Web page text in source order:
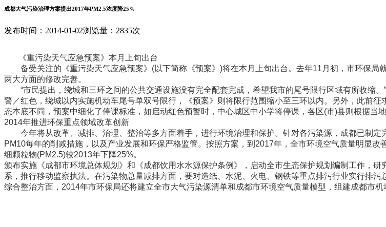
成都大气污染治理方案提出2017年PM2.5浓度降25%
发布时间：2014-01-02浏览量：2835次
《重污染天气应急预案》本月上旬出台
备受关注的《重污染天气应急预案》(以下简称《预案》)将在本月上旬出台。去年11月初，市环保局
两大方面的修改完善。
“市民提出，绕城和三环之间的公共交通设施没有完全配套完成，希望我市的尾号限行区域有所收缩
警／红色，绕城以内实施机动车尾号单双号限行，《预案》则将限行范围缩小至三环以内。另外，此前
态本底不同，预案中细化了停课标准，如启动红色预警时，中心城区中小学将停课，各区(市)县则根据当
2014年推进环保重点领域改革创新
今年将从改革、减排、治理、整治等多方面着手，进行环境治理和保护。针对各污染源，成都已制定
PM10每年的削减措施，以及产业发展和环保严格监管。按照方案，到2017年，全市环境空气质量明显
细颗粒物(PM2.5)较2013年下降25%。
颁布实施《成都市环境总体规划》和《成都饮用水水源保护条例》，启动全市生态保护规划编制工作，
系，推行移动监察执法。在污染物总量减排方面，要对造纸、水泥、火电、钢铁等重点排污行业实行排
综合整治方面，2014年市环保局还将建立全市大气污染源清单和成都市环境空气质量模型，组建成都市机